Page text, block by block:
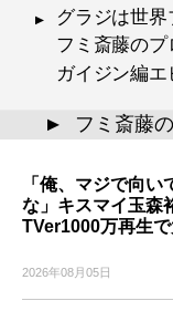
グラジは世
フミ斎藤の
ガイジン編
▲ フミ斎藤
「俺、マジで向い
な」キスマイ玉森
TVer1000万再生
2026年08月05日